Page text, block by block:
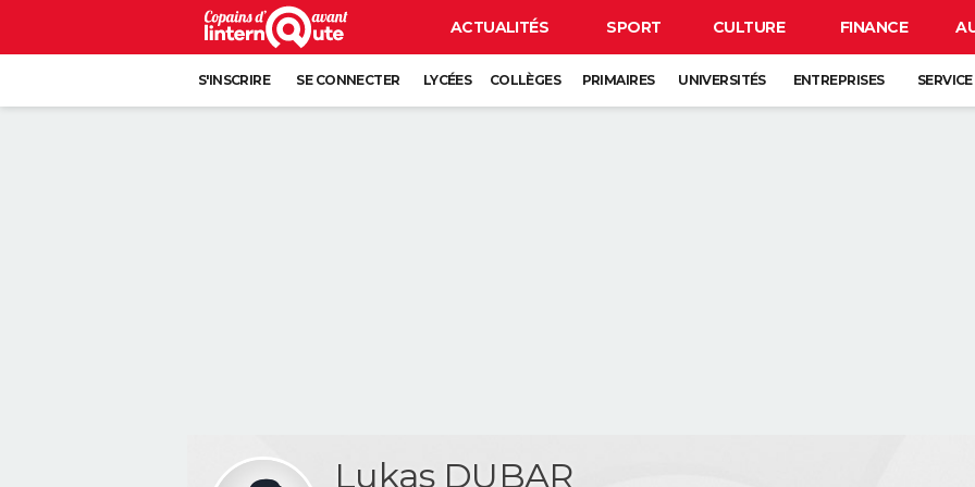
ACTUALITÉS SPORT CULTURE FINANCE
S'INSCRIRE SE CONNECTER LYCÉES COLLÈGES PRIMAIRES UNIVERSITÉS ENTREPRISES
Lukas DUBAR